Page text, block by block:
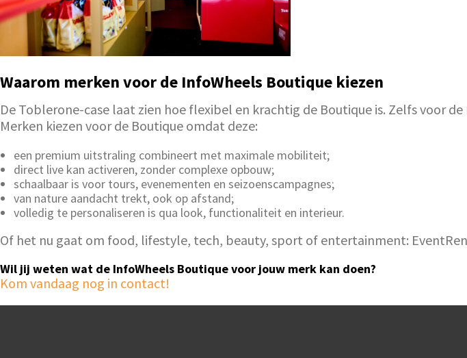
Waarom merken voor de InfoWheels Boutique kiezen
De Toblerone-case laat zien hoe flexibel en krachtig de Boutique is. Zelfs voor
Merken kiezen voor de Boutique omdat deze:
een premium uitstraling combineert met maximale mobiliteit;
direct live kan activeren, zonder complexe opbouw;
schaalbaar is voor tours, evenementen en seizoenscampagnes;
van nature aandacht trekt, ook op afstand;
volledig te personaliseren is qua look, functionaliteit en interieur.
Of het nu gaat om food, lifestyle, tech, beauty, sport of entertainment:
Wil jij weten wat de InfoWheels Boutique voor jouw merk kan doen?
Kom vandaag nog in contact!